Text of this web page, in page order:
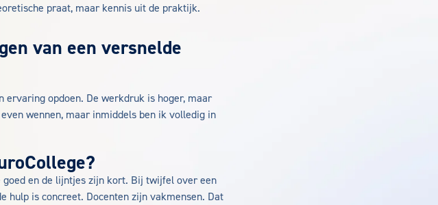
praat, maar kennis uit de praktijk.
van een versnelde
opdoen. De werkdruk is hoger, maar
wennen, maar inmiddels ben ik volledig in
en de lijntjes zijn kort. Bij twijfel over een
hulp is concreet. Docenten zijn vakmensen. Dat